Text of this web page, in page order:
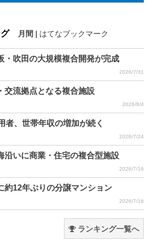
グ 月間 | はてなブックマーク
・吹田の大規模複合開発が完成
2026/7/31
交流拠点となる複合施設
2026/8/4
者、世帯年収の増加が続く
2026/7/24
沿いに商業・住宅の複合型施設
2026/7/16
約12年ぶりの分譲マンション
2026/7/16
ランキング一覧へ